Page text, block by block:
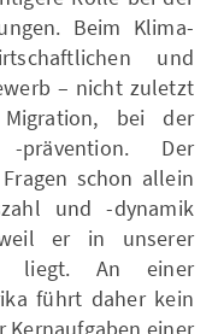
Beim Klima-
und
– nicht zuletzt
bei der
-prävention. Der
schon allein
und -dynamik
er in unserer
liegt. An einer
führt daher kein
Kernaufgaben einer